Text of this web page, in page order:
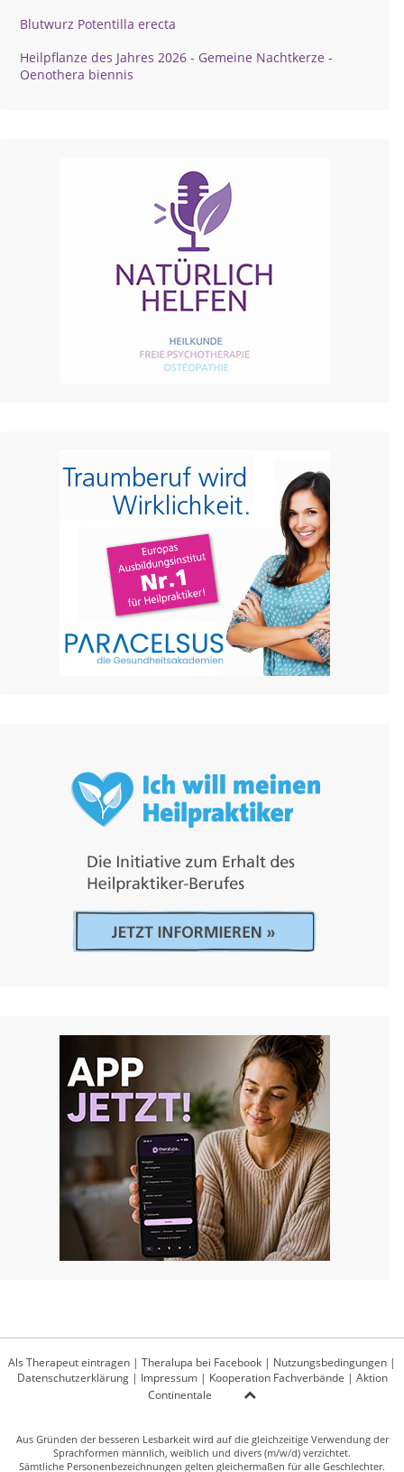
Blutwurz Potentilla erecta
Heilpflanze des Jahres 2026 - Gemeine Nachtkerze -
Oenothera biennis
Als Therapeut eintragen | Theralupa bei Facebook | Nutzungsbedingungen |
Datenschutzerklärung| Impressum| Kooperation Fachverbände | Aktion
Continentale
Aus Gründen der besseren Lesbarkeit wird auf die gleichzeitige Verwendung der
Sprachformen männlich, weiblich und divers (m/w/d) verzichtet.
Sämtliche Personenbezeichnungen gelten gleichermaßen für alle Geschlechter.